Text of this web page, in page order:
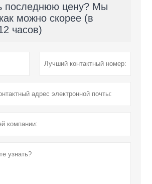
последнюю цену? Мы
можно скорее (в
часов)